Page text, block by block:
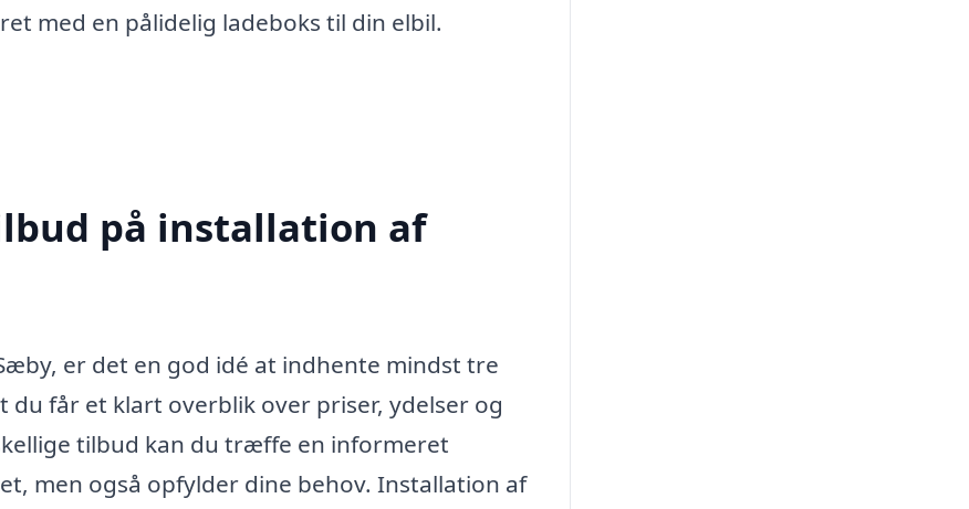
med en pålidelig ladeboks til din elbil.
på installation af
er det en god idé at indhente mindst tre
får et klart overblik over priser, ydelser og
tilbud kan du træffe en informeret
men også opfylder dine behov. Installation af